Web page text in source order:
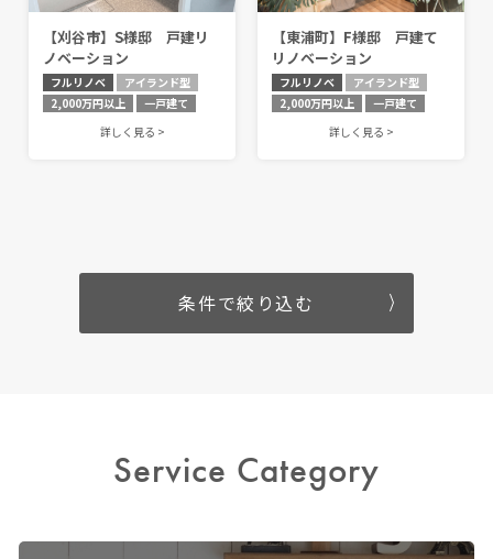
価格帯（複数選択可）
100万円未満
100〜500万円未満
この条件で絞り込む
絞り込みをリセット
【刈谷市】S様邸 戸建リ
ノベーション
フルリノベ
アイランド型
2,000万円以上
一戸建て
詳しく見る >
【東浦町】F様邸 戸建て
リノベーション
フルリノベ
アイランド型
2,000万円以上
一戸建て
詳しく見る >
条件で絞り込む
Service Category